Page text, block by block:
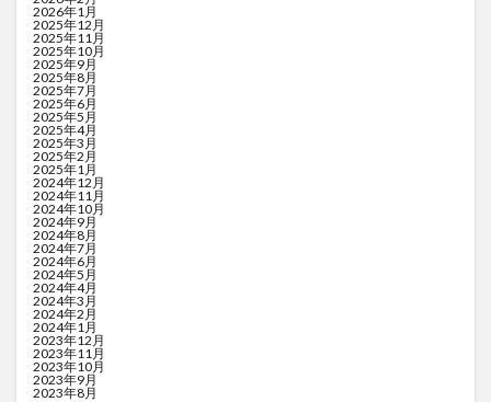
2026年1月
2025年12月
2025年11月
2025年10月
2025年9月
2025年8月
2025年7月
2025年6月
2025年5月
2025年4月
2025年3月
2025年2月
2025年1月
2024年12月
2024年11月
2024年10月
2024年9月
2024年8月
2024年7月
2024年6月
2024年5月
2024年4月
2024年3月
2024年2月
2024年1月
2023年12月
2023年11月
2023年10月
2023年9月
2023年8月